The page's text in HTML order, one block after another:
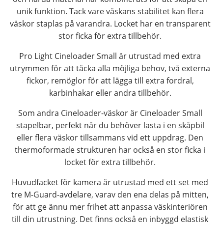
unik funktion. Tack vare väskans stabilitet kan flera
väskor staplas på varandra. Locket har en transparent
stor ficka för extra tillbehör.
Pro Light Cineloader Small är utrustad med extra
utrymmen för att täcka alla möjliga behov, två externa
fickor, remöglor för att lägga till extra fordral,
karbinhakar eller andra tillbehör.
Som andra Cineloader-väskor är Cineloader Small
stapelbar, perfekt när du behöver lasta i en skåpbil
eller flera väskor tillsammans vid ett uppdrag. Den
thermoformade strukturen har också en stor ficka i
locket för extra tillbehör.
Huvudfacket för kamera är utrustad med ett set med
tre M-Guard-avdelare, varav den ena delas på mitten,
för att ge ännu mer frihet att anpassa väskinteriören
till din utrustning. Det finns också en inbyggd elastisk